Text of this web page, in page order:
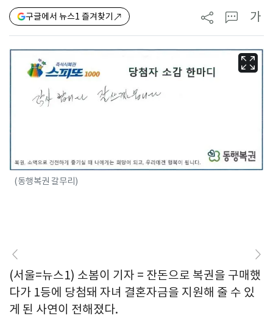
구글에서 뉴스1 즐겨찾기 가
(동행복권 갈무리)
(서울=뉴스1) 소봄이 기자 = 잔돈으로 복권을 구매했
다가 1등에 당첨돼 자녀 결혼자금을 지원해 줄 수 있
게 된 사연이 전해졌다.